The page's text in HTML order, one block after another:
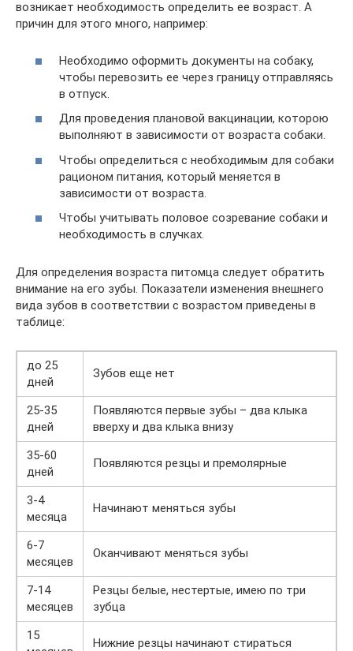
возникает необходимость определить ее возраст. А
причин для этого много, например:
Необходимо оформить документы на собаку,
чтобы перевозить ее через границу отправляясь
в отпуск.
Для проведения плановой вакцинации, которою
выполняют в зависимости от возраста собаки.
Чтобы определиться с необходимым для собаки
рационом питания, который меняется в
зависимости от возраста.
Чтобы учитывать половое созревание собаки и
необходимость в случках.
Для определения возраста питомца следует обратить
внимание на его зубы. Показатели изменения внешнего
вида зубов в соответствии с возрастом приведены в
таблице:
до 25
дней
Зубов еще нет
25-35
дней
Появляются первые зубы – два клыка
вверху и два клыка внизу
35-60
дней
Появляются резцы и премолярные
3-4
месяца
Начинают меняться зубы
6-7
месяцев
Оканчивают меняться зубы
7-14
месяцев
Резцы белые, нестертые, имею по три
зубца
15
Нижние резцы начинают стираться